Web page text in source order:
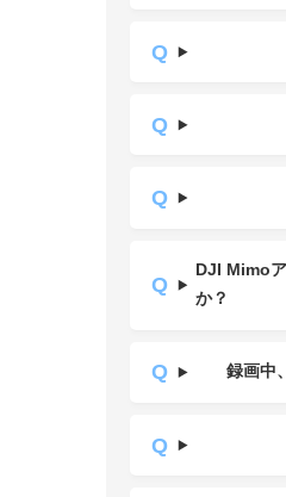
DJI Mimo
か？
録画中